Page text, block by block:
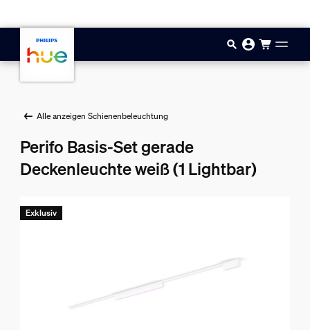
Alle anzeigen Schienenbeleuchtung
Perifo Basis-Set gerade
Deckenleuchte weiß (1 Lightbar)
Exklusiv